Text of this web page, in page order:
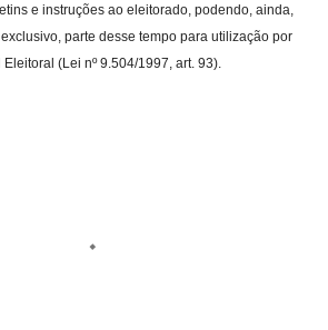
e instruções ao eleitorado, podendo, ainda,
parte desse tempo para utilização por
(Lei nº 9.504/1997, art. 93).